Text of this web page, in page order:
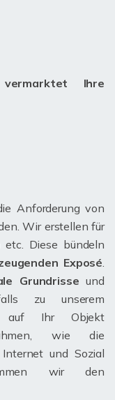
vermarktet Ihre
Anforderung von
Wir erstellen für
etc. Diese bündeln
Exposé.
Grundrisse und
zu unserem
auf Ihr Objekt
wie die
und Sozial
wir den